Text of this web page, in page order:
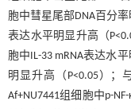
胞中彗星尾部DNA百分率
表达水平明显升高（
胞中IL-33 mRNA表达水
明显升高（P<0.05）；
Af+NU7441组细胞中p-